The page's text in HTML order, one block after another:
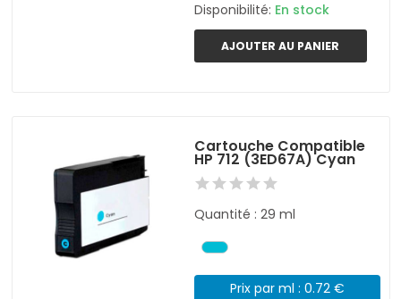
Disponibilité: En stock
AJOUTER AU PANIER
Cartouche Compatible
HP 712 (3ED67A) Cyan
Quantité : 29 ml
Prix par ml : 0.72 €